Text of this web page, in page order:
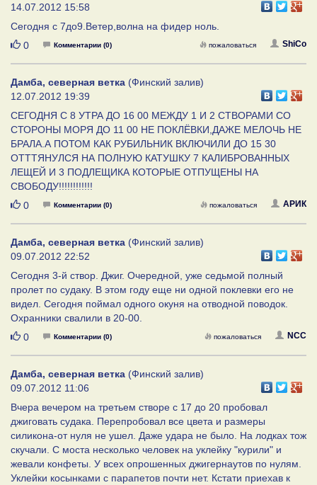
14.07.2012 15:58
Сегодня с 7до9.Ветер,волна на фидер ноль.
Нравится
0 Комментарии (0) ShiCo
пожаловаться
Дамба, северная ветка (Финский залив)
12.07.2012 19:39
СЕГОДНЯ С 8 УТРА ДО 16 00 МЕЖДУ 1 И 2 СТВОРАМИ СО
СТОРОНЫ МОРЯ ДО 11 00 НЕ ПОКЛЁВКИ,ДАЖЕ МЕЛОЧЬ НЕ
БРАЛА.А ПОТОМ КАК РУБИЛЬНИК ВКЛЮЧИЛИ ДО 15 30
ОТТТЯНУЛСЯ НА ПОЛНУЮ КАТУШКУ 7 КАЛИБРОВАННЫХ
ЛЕЩЕЙ И 3 ПОДЛЕЩИКА КОТОРЫЕ ОТПУЩЕНЫ НА
СВОБОДУ!!!!!!!!!!!!
Нравится
0 Комментарии (0) АРИК
пожаловаться
Дамба, северная ветка (Финский залив)
09.07.2012 22:52
Сегодня 3-й створ. Джиг. Очередной, уже седьмой полный
пролет по судаку. В этом году еще ни одной поклевки его не
видел. Сегодня поймал одного окуня на отводной поводок.
Охранники свалили в 20-00.
Нравится
0 Комментарии (0) NCC
пожаловаться
Дамба, северная ветка (Финский залив)
09.07.2012 11:06
Вчера вечером на третьем створе с 17 до 20 пробовал
джиговать судака. Перепробовал все цвета и размеры
силикона-от нуля не ушел. Даже удара не было. На лодках тож
скучали. С моста несколько человек на уклейку "курили" и
жевали конфеты. У всех опрошенных джигернаутов по нулям.
Уклейки косынками с парапетов почти нет. Кстати приехав к